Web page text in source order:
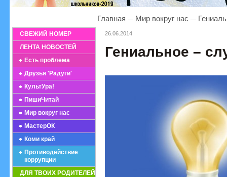
СВЕЖИЙ НОМЕР
ЛЕНТА НОВОСТЕЙ
Есть проблема
Друзья 'Радуги'
КультУра!
ПишиЧитай
Мир вокруг нас
МастерОК
Коми край
Противодействие
коррупции
ДЛЯ ТВОИХ РОДИТЕЛЕЙ
Главная Мир вокруг нас
26.06.2014
Гениальное –